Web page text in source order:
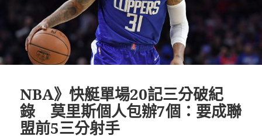
NBA》快艇單場20記三分破紀
錄 莫里斯個人包辦7個：要成聯
盟前5三分射手